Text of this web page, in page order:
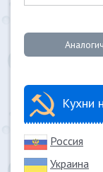
Кухни
Россия
Украина